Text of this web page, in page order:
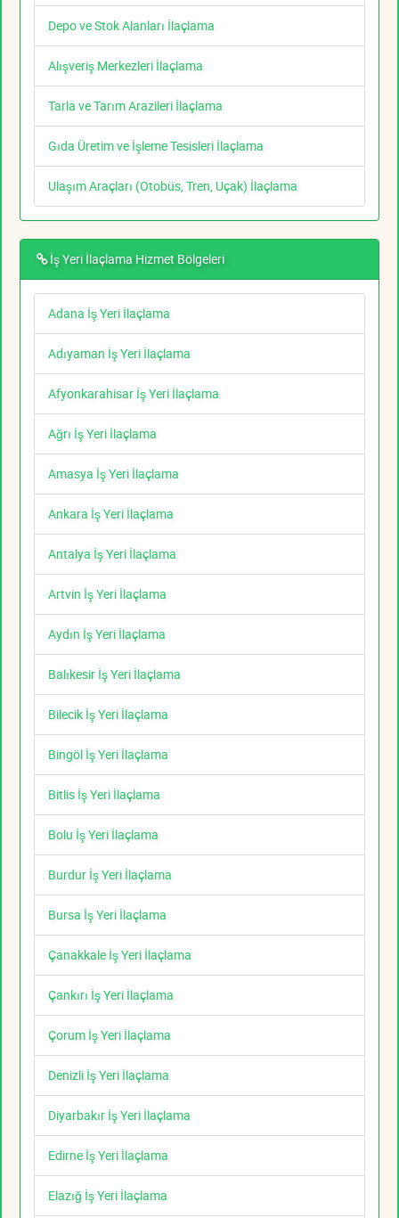
Depo ve Stok Alanları İlaçlama
Alışveriş Merkezleri İlaçlama
Tarla ve Tarım Arazileri İlaçlama
Gıda Üretim ve İşleme Tesisleri İlaçlama
Ulaşım Araçları (Otobüs, Tren, Uçak) İlaçlama
İş Yeri İlaçlama Hizmet Bölgeleri
Adana İş Yeri İlaçlama
Adıyaman İş Yeri İlaçlama
Afyonkarahisar İş Yeri İlaçlama
Ağrı İş Yeri İlaçlama
Amasya İş Yeri İlaçlama
Ankara İş Yeri İlaçlama
Antalya İş Yeri İlaçlama
Artvin İş Yeri İlaçlama
Aydın İş Yeri İlaçlama
Balıkesir İş Yeri İlaçlama
Bilecik İş Yeri İlaçlama
Bingöl İş Yeri İlaçlama
Bitlis İş Yeri İlaçlama
Bolu İş Yeri İlaçlama
Burdur İş Yeri İlaçlama
Bursa İş Yeri İlaçlama
Çanakkale İş Yeri İlaçlama
Çankırı İş Yeri İlaçlama
Çorum İş Yeri İlaçlama
Denizli İş Yeri İlaçlama
Diyarbakır İş Yeri İlaçlama
Edirne İş Yeri İlaçlama
Elazığ İş Yeri İlaçlama